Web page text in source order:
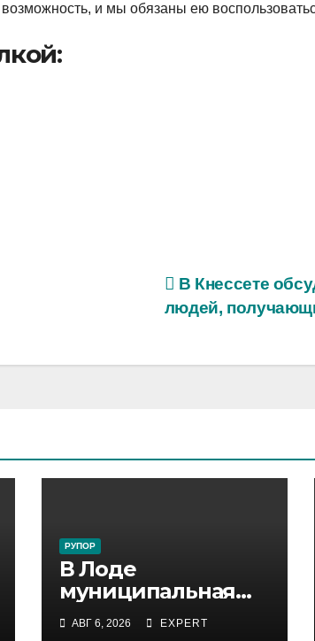
и мы обязаны ею
В Кнессете
людей,
РУПОР
В Лоде
муниципальная
инспекция
задержала
АВГ 6, 2026 EXPERT